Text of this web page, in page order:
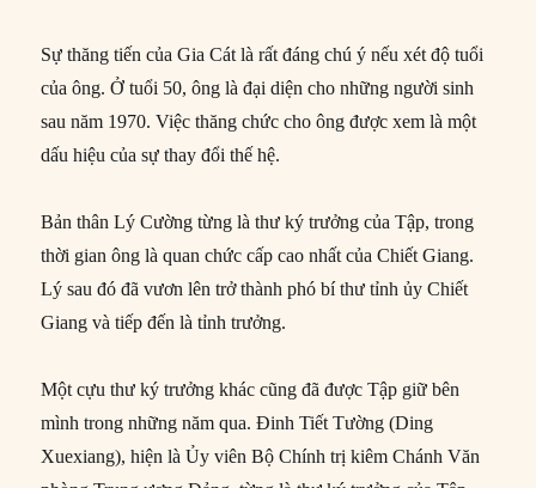
Sự thăng tiến của Gia Cát là rất đáng chú ý nếu xét độ tuổi
của ông. Ở tuổi 50, ông là đại diện cho những người sinh
sau năm 1970. Việc thăng chức cho ông được xem là một
dấu hiệu của sự thay đổi thế hệ.
Bản thân Lý Cường từng là thư ký trưởng của Tập, trong
thời gian ông là quan chức cấp cao nhất của Chiết Giang.
Lý sau đó đã vươn lên trở thành phó bí thư tỉnh ủy Chiết
Giang và tiếp đến là tỉnh trưởng.
Một cựu thư ký trưởng khác cũng đã được Tập giữ bên
mình trong những năm qua. Đinh Tiết Tường (Ding
Xuexiang), hiện là Ủy viên Bộ Chính trị kiêm Chánh Văn